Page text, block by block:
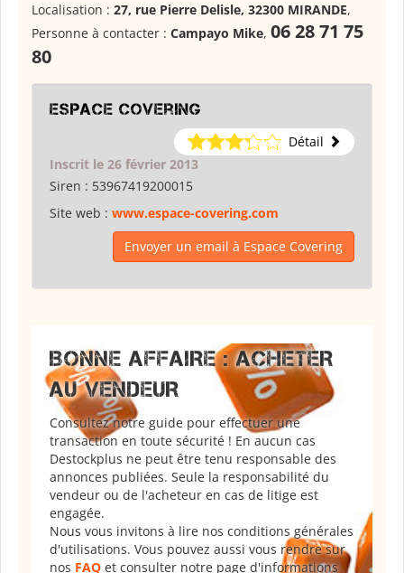
Localisation : 27, rue Pierre Delisle, 32300 MIRANDE,
Personne à contacter : Campayo Mike, 06 28 71 75
80
Espace Covering
Détail
Inscrit le 26 février 2013
Siren : 53967419200015
Site web : www.espace-covering.com
Envoyer un email à Espace Covering
BONNE AFFAIRE : ACHETER
AU VENDEUR
Consultez notre guide pour effectuer une
transaction en toute sécurité ! En aucun cas
Destockplus ne peut être tenu responsable des
annonces publiées. Seule la responsabilité du
vendeur ou de l'acheteur en cas de litige est
engagée.
Nous vous invitons à lire nos conditions générales
d'utilisations. Vous pouvez aussi vous rendre sur
nos FAQ et consulter notre page d'informations